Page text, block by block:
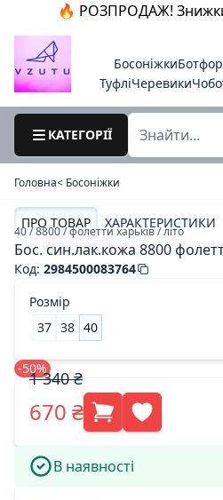
🔥 РОЗПРОДАЖ! Знижки
Босоніжки
ТуфліЧеревики
КАТЕГОРІЇ
Головна< Босоніжки
ПРО ТОВАР ХАРАКТЕРИСТИКИ
40 / 8800 / фолетти харьків / літо
Бос. син.лак.кожа 8800
Код: 2984500083764
Розмір
37 38 40
-50%
1 340 ₴
670 ₴
В наявності